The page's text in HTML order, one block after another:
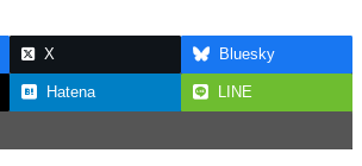
X Bluesky
Hatena LINE